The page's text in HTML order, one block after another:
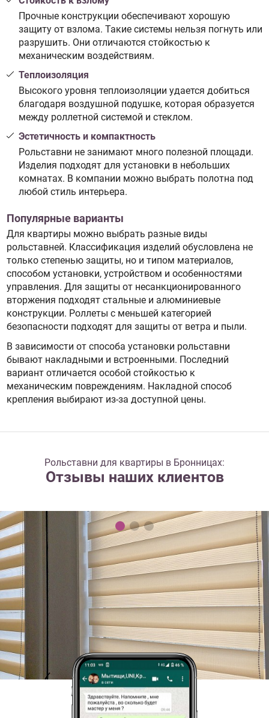
Прочные конструкции обеспечивают хорошую
защиту от взлома. Такие системы нельзя погнуть или
разрушить. Они отличаются стойкостью к
механическим воздействиям.
Теплоизоляция
Высокого уровня теплоизоляции удается добиться
благодаря воздушной подушке, которая образуется
между роллетной системой и стеклом.
Эстетичность и компактность
Рольставни не занимают много полезной площади.
Изделия подходят для установки в небольших
комнатах. В компании можно выбрать полотна под
любой стиль интерьера.
Популярные варианты
Для квартиры можно выбрать разные виды
рольставней. Классификация изделий обусловлена не
только степенью защиты, но и типом материалов,
способом установки, устройством и особенностями
управления. Для защиты от несанкционированного
вторжения подходят стальные и алюминиевые
конструкции. Роллеты с меньшей категорией
безопасности подходят для защиты от ветра и пыли.
В зависимости от способа установки рольставни
бывают накладными и встроенными. Последний
вариант отличается особой стойкостью к
механическим повреждениям. Накладной способ
крепления выбирают из-за доступной цены.
Рольставни для квартиры в Бронницах:
Отзывы наших клиентов